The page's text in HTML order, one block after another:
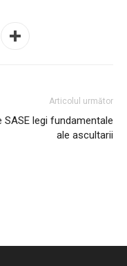
Articolul următor
SASE legi fundamentale
ale ascultarii